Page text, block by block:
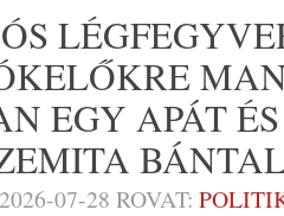
EGY APÁT
2026-07-28 ROVAT: